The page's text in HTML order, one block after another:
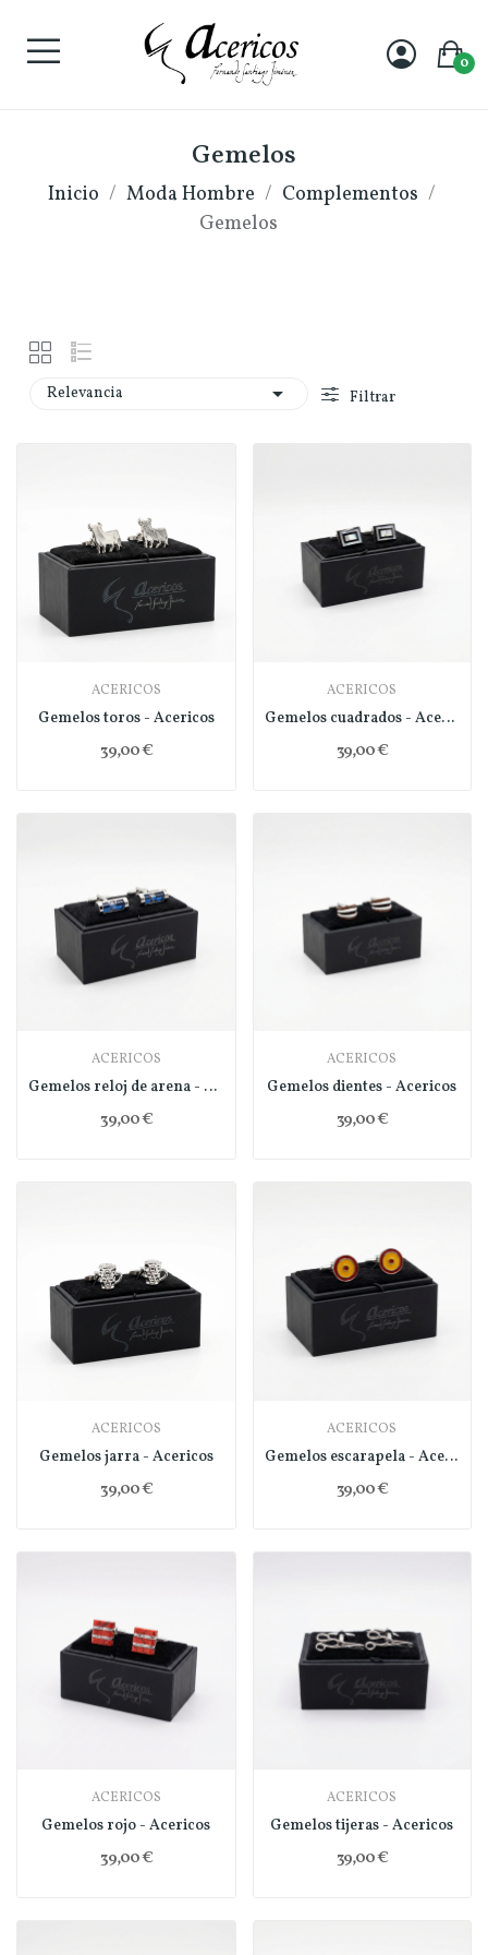
0
Gemelos
Inicio Moda Hombre
Complementos
Gemelos
Relevancia  Filtrar
ACERICOS
Gemelos toros - Acericos
39,00 €
ACERICOS
Gemelos cuadrados - Acericos
39,00 €
ACERICOS
Gemelos reloj de arena - Acericos
39,00 €
ACERICOS
Gemelos dientes - Acericos
39,00 €
ACERICOS
Gemelos jarra - Acericos
39,00 €
ACERICOS
Gemelos escarapela - Acericos
39,00 €
ACERICOS
Gemelos rojo - Acericos
39,00 €
ACERICOS
Gemelos tijeras - Acericos
39,00 €